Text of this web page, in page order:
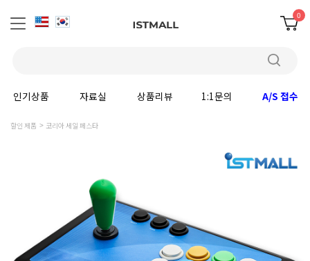
0
인기상품 자료실 상품리뷰 1:1문의 A/S 접수
할인 제품 코리아 세일 페스타